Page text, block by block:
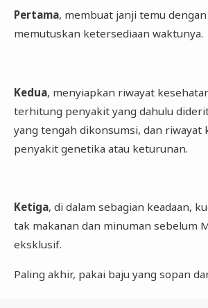
Pertama, membuat janji temu
memutuskan ketersediaan waktunya.
Kedua, menyiapkan riwayat
terhitung penyakit yang dahulu
yang tengah dikonsumsi, dan riwayat
penyakit genetika atau keturunan.
Ketiga, di dalam sebagian keadaan,
tak makanan dan minuman sebelum
eksklusif.
Paling akhir, pakai baju yang sopan